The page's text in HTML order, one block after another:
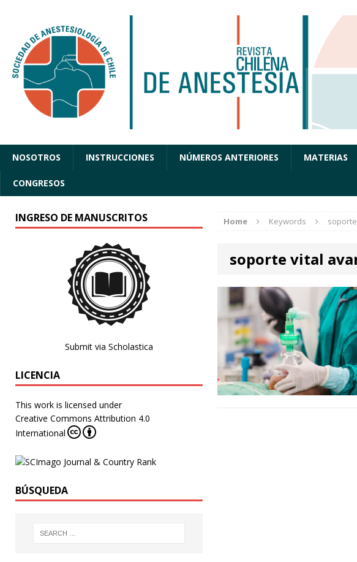
NOSOTROS INSTRUCCIONES NÚMEROS ANTERIORES MATERIAS
CONGRESOS
Home Keywords
soporte vital
INGRESO DE MANUSCRITOS
Submit via Scholastica
LICENCIA
This work is licensed under
Creative Commons Attribution 4.0
International
BÚSQUEDA